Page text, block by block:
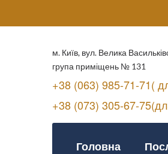
м. Київ, вул. Велика
група приміщень № 131
+38 (063) 985-71-71(
+38 (073) 305-67-
Головна